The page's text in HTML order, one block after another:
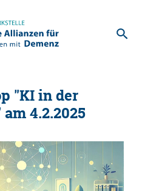
"KI in der
4.2.2025